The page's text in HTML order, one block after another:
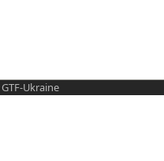
GTF-Ukraine